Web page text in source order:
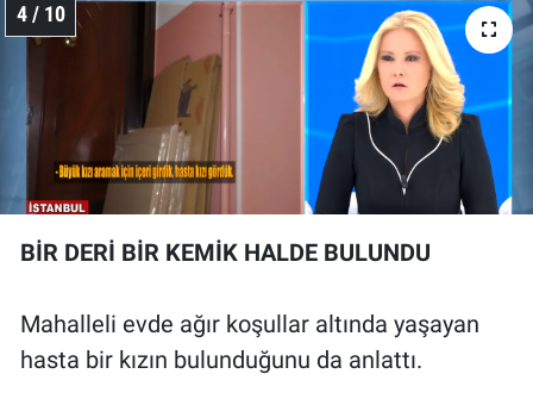
4 / 10
BİR DERİ BİR KEMİK HALDE BULUNDU
Mahalleli evde ağır koşullar altında yaşayan
hasta bir kızın bulunduğunu da anlattı.